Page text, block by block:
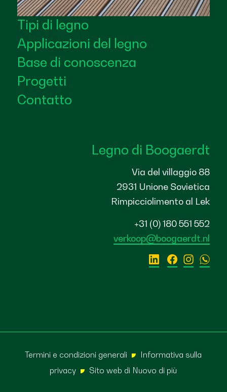
Tipi di legno
Applicazioni del legno
Base di conoscenza
Progetti
Contatto
Legno di Boogaerdt
Via del villaggio 88
2931 Unione Sovietica
Rimpicciolimento al Lek
+31 (0) 180 551 552
verkoop@boogaerdt.nl
Termini e condizioni generali
Informativa sulla
privacy
Sito web di Nuovo di più